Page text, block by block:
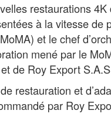
restaurations 4K
à la vitesse de
et le chef
mené par le
de Roy Export
restauration et
par Roy